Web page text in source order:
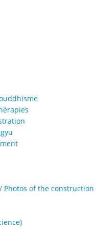
Photos of the construction